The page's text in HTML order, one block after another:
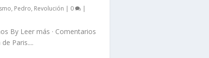
, Pedro, Revolución | 0 |
By Leer más · Comentarios
Paris....